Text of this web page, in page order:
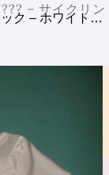
– サイクリン
ック – ホワイト…